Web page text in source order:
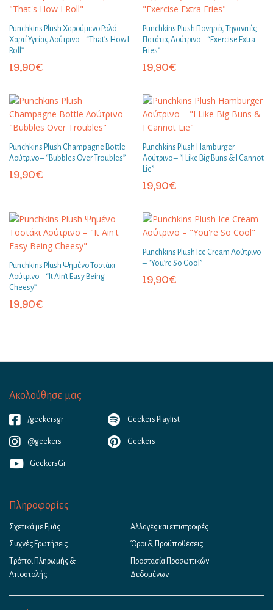
Punchkins Plush Χαρούμενο Ρολό
Χαρτί Υγείας Λούτρινο – “That’s How I
Roll”
19,90€
Punchkins Plush Πονηρές Τηγανιτές
Πατάτες Λούτρινο – “Exercise Extra
Fries”
19,90€
Punchkins Plush Champagne Bottle
Λούτρινο – “Bubbles Over Troubles”
19,90€
Punchkins Plush Hamburger
Λούτρινο – “I Like Big Buns & I Cannot
Lie”
19,90€
Punchkins Plush Ψημένο Τοστάκι
Λούτρινο – “It Ain’t Easy Being
Cheesy”
19,90€
Punchkins Plush Ice Cream Λούτρινο
– “You’re So Cool”
19,90€
Ακολούθησε μας
/geekersgr
@geekers
GeekersGr
Geekers Playlist
Geekers
Πληροφορίες
Σχετικά με Εμάς
Συχνές Ερωτήσεις
Τρόποι Πληρωμής &
Αποστολής
Αλλαγές και επιστροφές
Όροι & Προϋποθέσεις
Προστασία Προσωπικών
Δεδομένων